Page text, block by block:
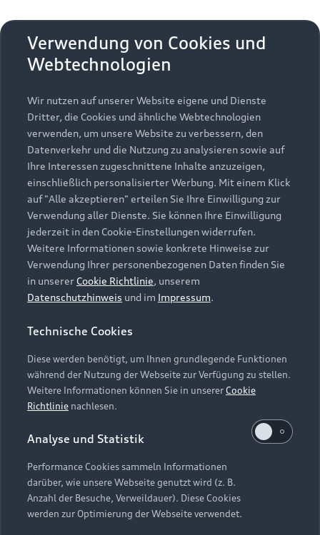
Zurück nach oben
Modelle
Alle Modelle
Modelle vergleichen
Elektromodelle
Plug-in-Hybride
Kaufen & leasen
Neuwagensuche
Gebrauchtwagensuche
Gebrauchtwagen
Finanzierung
Aktionen & Angebote
Geschäftskunden
Service & Zubehör
Saisonale Angebote
Audi Services
Garantie
Audi digital services
myAudi
Support
Kundenservice
Händlersuche
Audi Code
Online-Terminvereinbarung
Servicekontakt
Vertrag widerrufen
Über Audi
Unternehmen
Karriere
Investor Relations
Presse & Media Center
Datenschutz
Audi erleben
Newsletter
Impressum Rechtliches
Hinweisgebersystem
Datenschutzinformation
Cookie-Einstellungen
Cookie-Richtlinie
Barrierefreiheit
Hinweis: Die aktuelle Darstellung und Anordnung der
Embleme am Fahrzeug bei allen Abbildungen auf dieser
Webseite kann abweichen.
Verwendung von Cookies und
Webtechnologien
Wir nutzen auf unserer Website eigene und Dienste
Dritter, die Cookies und ähnliche Webtechnologien
verwenden, um unsere Website zu verbessern, den
Datenverkehr und die Nutzung zu analysieren sowie auf
Ihre Interessen zugeschnittene Inhalte anzuzeigen,
einschließlich personalisierter Werbung. Mit einem Klick
auf "Alle akzeptieren" erteilen Sie Ihre Einwilligung zur
Verwendung aller Dienste. Sie können Ihre Einwilligung
jederzeit in den Cookie-Einstellungen widerrufen.
Weitere Informationen sowie konkrete Hinweise zur
Verwendung Ihrer personenbezogenen Daten finden Sie
in unserer Cookie Richtlinie, unserem
Datenschutzhinweis und im Impressum.
Technische Cookies
Diese werden benötigt, um Ihnen grundlegende Funktionen
während der Nutzung der Webseite zur Verfügung zu stellen.
Weitere Informationen können Sie in unsererCookie
Richtlinie nachlesen.
Analyse und Statistik
Performance Cookies sammeln Informationen
darüber, wie unsere Webseite genutzt wird (z. B.
Anzahl der Besuche, Verweildauer). Diese Cookies
werden zur Optimierung der Webseite verwendet.